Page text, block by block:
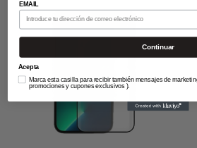
EMAIL
Continuar
Acepta
Marca esta casilla para recibir también mensajes de
promociones y cupones exclusivos ).